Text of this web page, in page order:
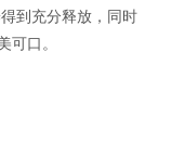
到充分释放，同时
口。